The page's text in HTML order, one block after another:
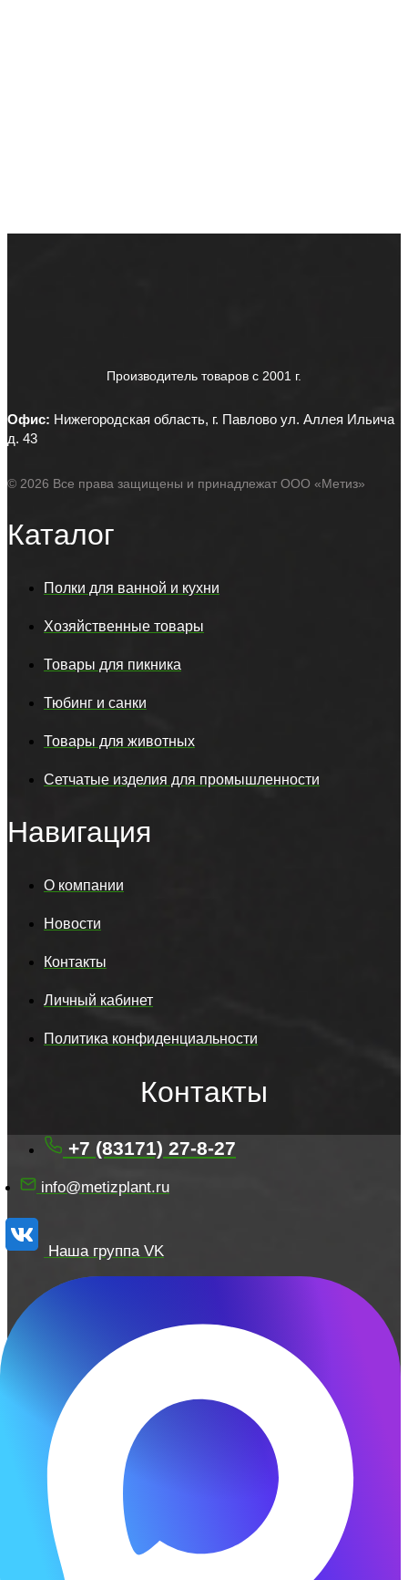
Производитель товаров c 2001 г.
Офис: Нижегородская область, г. Павлово ул. Аллея Ильича
д. 43
© 2026 Все права защищены и принадлежат ООО «Метиз»
Каталог
Полки для ванной и кухни
Хозяйственные товары
Товары для пикника
Тюбинг и санки
Товары для животных
Сетчатые изделия для промышленности
Навигация
О компании
Новости
Контакты
Личный кабинет
Политика конфиденциальности
Контакты
+7 (83171) 27-8-27
info@metizplant.ru
Наша группа VK